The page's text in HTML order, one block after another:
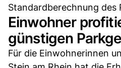
Standardberechnung des
Einwohner
günstigen
Für die Einwohnerinnen